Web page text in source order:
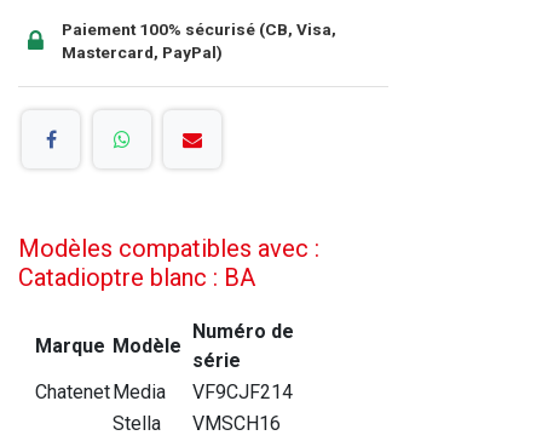
Paiement 100% sécurisé (CB, Visa,
Mastercard, PayPal)
Modèles compatibles avec :
Catadioptre blanc : BA
Marque Modèle
Numéro de
série
ChatenetMedia
VF9CJF214
Stella
VMSCH16